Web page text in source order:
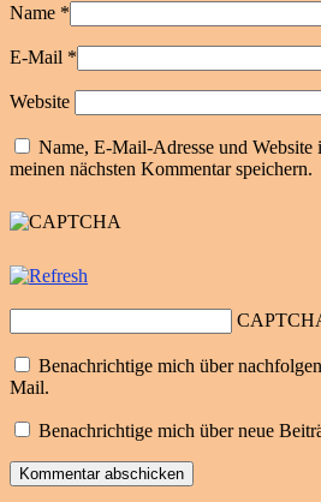
Name *
E-Mail *
Website
Name, E-Mail-Adresse und Website
meinen nächsten Kommentar speichern.
Benachrichtige mich über
Mail.
Benachrichtige mich über neue